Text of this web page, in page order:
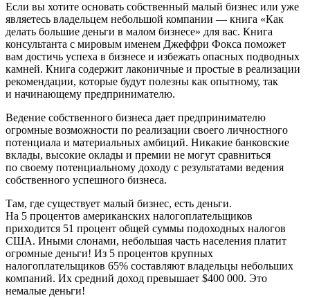
Если вы хотите основать собственный малый бизнес или уже
являетесь владельцем небольшой компании — книга «Как
делать большие деньги в малом бизнесе» для вас. Книга
консультанта с мировым именем Джеффри Фокса поможет
вам достичь успеха в бизнесе и избежать опасных подводных
камней. Книга содержит лаконичные и простые в реализации
рекомендации, которые будут полезны как опытному, так
и начинающему предпринимателю.
Ведение собственного бизнеса дает предпринимателю
огромные возможности по реализации своего личностного
потенциала и материальных амбиций. Никакие банковские
вклады, высокие оклады и премии не могут сравниться
по своему потенциальному доходу с результатами ведения
собственного успешного бизнеса.
Там, где существует малый бизнес, есть деньги.
На 5 процентов американских налогоплательщиков
приходится 51 процент общей суммы подоходных налогов
США. Иными слонами, небольшая часть населения платит
огромные деньги! Из 5 процентов крупных
налогоплательщиков 65% составляют владельцы небольших
компаний. Их средний доход превышает $400 000. Это
немалые деньги!